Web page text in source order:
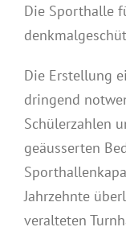
Die Sporthalle
Die Erstellung
dringend
Schülerzahlen
geäusserten
Jahrzehnte
veralteten